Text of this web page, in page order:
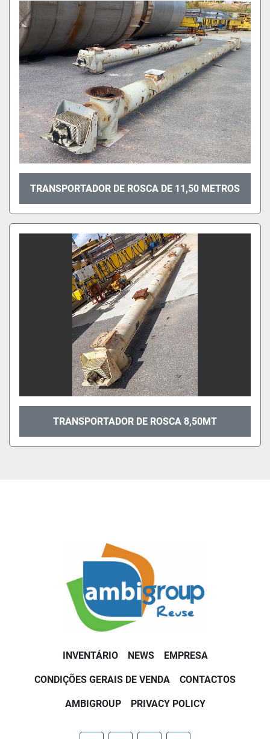
TRANSPORTADOR DE ROSCA DE 11,50 METROS
TRANSPORTADOR DE ROSCA 8,50MT
INVENTÁRIO NEWS EMPRESA
CONDIÇÕES GERAIS DE VENDA CONTACTOS
AMBIGROUP PRIVACY POLICY